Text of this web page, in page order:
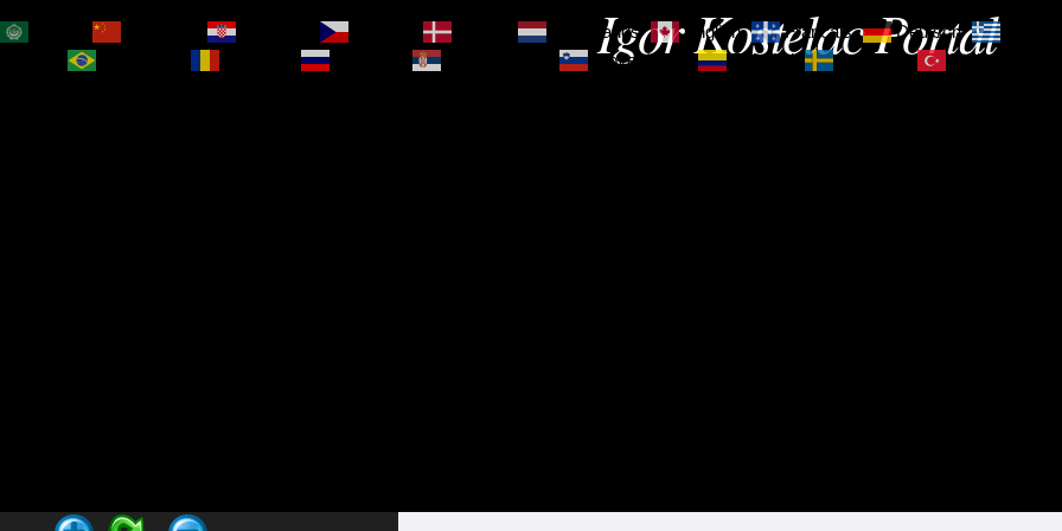
Igor Kostelac Portal
Nederlands English Français Deutsch
Slovenščina Español Svenska Türkçe